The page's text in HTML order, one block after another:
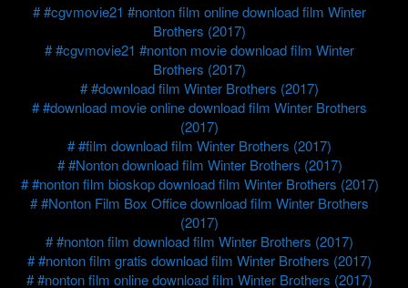
#cgvmovie21 #nonton film online download film Winter
Brothers (2017)
#cgvmovie21 #nonton movie download film Winter
Brothers (2017)
#download film Winter Brothers (2017)
#download movie online download film Winter Brothers
(2017)
#film download film Winter Brothers (2017)
#Nonton download film Winter Brothers (2017)
#nonton film bioskop download film Winter Brothers (2017)
#Nonton Film Box Office download film Winter Brothers
(2017)
#nonton film download film Winter Brothers (2017)
#nonton film gratis download film Winter Brothers (2017)
#nonton film online download film Winter Brothers (2017)